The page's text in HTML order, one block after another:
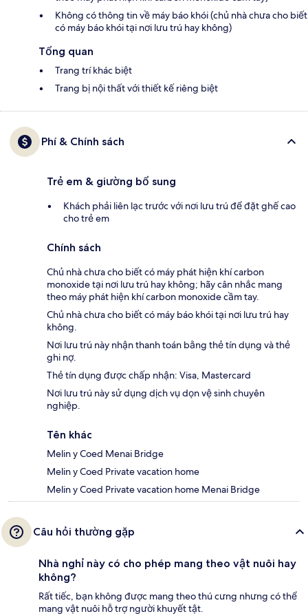
Không có thông tin về máy báo khói (chủ nhà chưa cho biết
có máy báo khói tại nơi lưu trú hay không)
Tổng quan
Trang trí khác biệt
Trang bị nội thất với thiết kế riêng biệt
Phí & Chính sách
Trẻ em & giường bổ sung
Khách phải liên lạc trước với nơi lưu trú để đặt ghế cao
cho trẻ em
Chính sách
Chủ nhà chưa cho biết có máy phát hiện khí carbon
monoxide tại nơi lưu trú hay không; hãy cân nhắc mang
theo máy phát hiện khí carbon monoxide cầm tay.
Chủ nhà chưa cho biết có máy báo khói tại nơi lưu trú hay
không.
Nơi lưu trú này nhận thanh toán bằng thẻ tín dụng và thẻ
ghi nợ.
Thẻ tín dụng được chấp nhận: Visa, Mastercard
Nơi lưu trú này sử dụng dịch vụ dọn vệ sinh chuyên
nghiệp.
Tên khác
Melin y Coed Menai Bridge
Melin y Coed Private vacation home
Melin y Coed Private vacation home Menai Bridge
Câu hỏi thường gặp
Nhà nghỉ này có cho phép mang theo vật nuôi hay
không?
Rất tiếc, bạn không được mang theo thú cưng nhưng có thể
mang vật nuôi hỗ trợ người khuyết tật.